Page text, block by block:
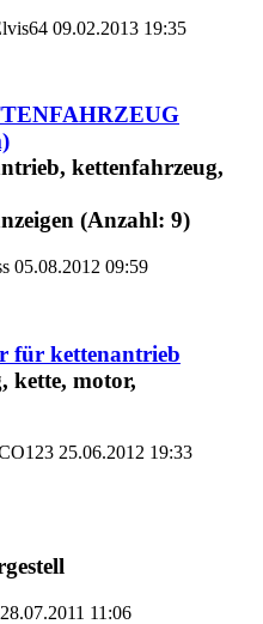
09.02.2013 19:35
05.08.2012 09:59
für kettenantrieb
25.06.2012 19:33
11:06